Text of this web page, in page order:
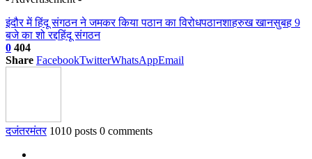
इंदौर में हिंदू संगठन ने जमकर किया पठान का विरोधपठानशाहरुख खानसुबह 9
बजे का शो रद्दहिंदू संगठन
0 404
Share FacebookTwitterWhatsAppEmail
दजंतरमंतर 1010 posts 0 comments